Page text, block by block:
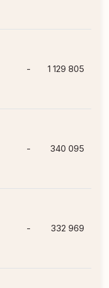
- 1 129 805
- 340 095
- 332 969